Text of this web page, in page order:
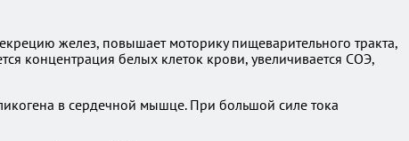
желез, повышает моторику пищеварительного тракта,
концентрация белых клеток крови, увеличивается СОЭ,
в сердечной мышце. При большой силе тока